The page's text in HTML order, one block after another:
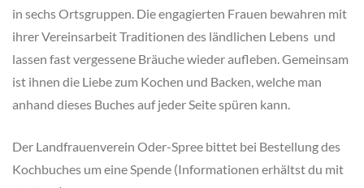
in sechs Ortsgruppen. Die engagierten Frauen bewahren mit
ihrer Vereinsarbeit Traditionen des ländlichen Lebens und
lassen fast vergessene Bräuche wieder aufleben. Gemeinsam
ist ihnen die Liebe zum Kochen und Backen, welche man
anhand dieses Buches auf jeder Seite spüren kann.
Der Landfrauenverein Oder-Spree bittet bei Bestellung des
Kochbuches um eine Spende (Informationen erhältst du mit